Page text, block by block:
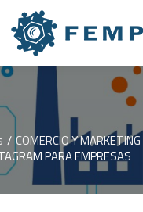
COMERCIO Y MARKETING
PARA EMPRESAS